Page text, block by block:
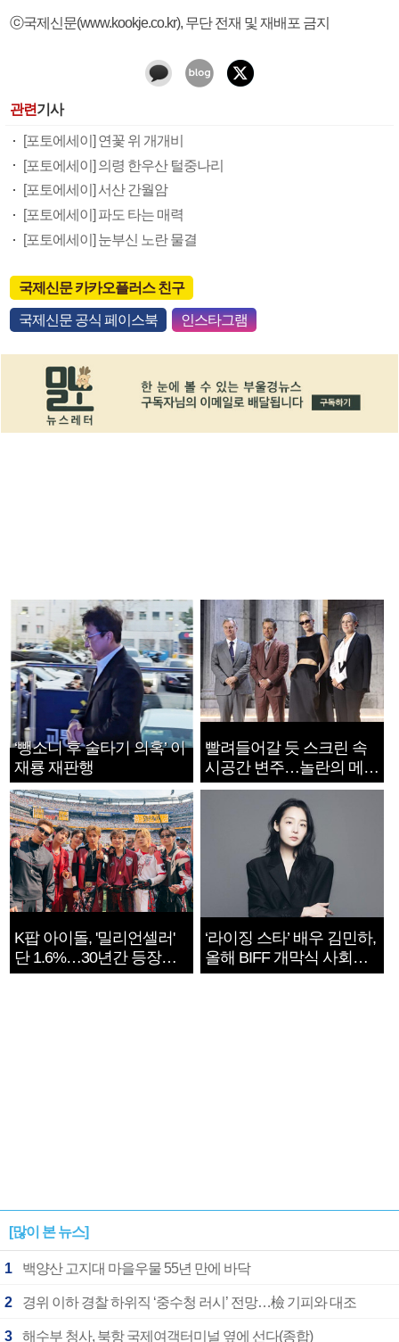
ⓒ국제신문(www.kookje.co.kr), 무단 전재 및 재배포 금지
관련기사
[포토에세이] 연꽃 위 개개비
[포토에세이] 의령 한우산 털중나리
[포토에세이] 서산 간월암
[포토에세이] 파도 타는 매력
[포토에세이] 눈부신 노란 물결
국제신문 카카오플러스 친구
국제신문 공식 페이스북 인스타그램
‘뺑소니 후 술타기 의혹’ 이
재룡 재판행
빨려들어갈 듯 스크린 속
시공간 변주…놀란의 메시
지는 ‘전쟁 속죄’
K팝 아이돌, '밀리언셀러'
단 1.6%…30년간 등장
1182개팀 전수조사
‘라이징 스타’ 배우 김민하,
올해 BIFF 개막식 사회자
확정
[많이 본 뉴스]
1 백양산 고지대 마을우물 55년 만에 바닥
2 경위 이하 경찰 하위직 ‘중수청 러시’ 전망…檢 기피와 대조
3 해수부 청사, 북항 국제여객터미널 옆에 선다(종합)